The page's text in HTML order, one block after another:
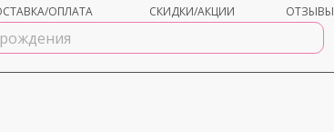
СКИДКИ/АКЦИИ
ОПЛАТА ОТЗЫВЫ